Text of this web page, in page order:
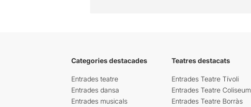
Categories destacades
Entrades teatre
Entrades dansa
Entrades musicals
Teatres destacats
Entrades Teatre Tívoli
Entrades Teatre Coliseum
Entrades Teatre Borràs